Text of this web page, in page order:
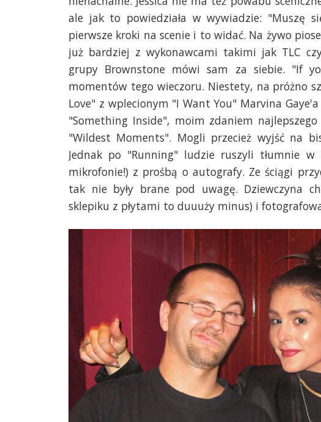
ale jak to powiedziała w wywiadzie: "Muszę
pierwsze kroki na scenie i to widać. Na żywo
już bardziej z wykonawcami takimi jak TLC
grupy Brownstone mówi sam za siebie. "If
momentów tego wieczoru. Niestety, na próżno
Love" z wplecionym "I Want You" Marvina
"Something Inside", moim zdaniem
"Wildest Moments". Mogli przecież wyjść na
Jednak po "Running" ludzie ruszyli tłumnie
mikrofonie!) z prośbą o autografy. Ze ściągi
tak nie były brane pod uwagę. Dziewczyna
sklepiku z płytami to duuuży minus) i